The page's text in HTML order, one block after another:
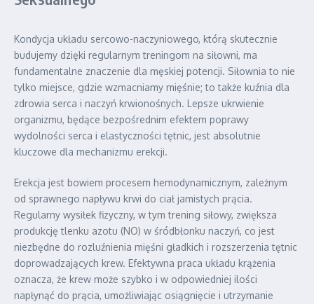
Kondycja układu sercowo-naczyniowego, którą skutecznie
budujemy dzięki regularnym treningom na siłowni, ma
fundamentalne znaczenie dla męskiej potencji. Siłownia to nie
tylko miejsce, gdzie wzmacniamy mięśnie; to także kuźnia dla
zdrowia serca i naczyń krwionośnych. Lepsze ukrwienie
organizmu, będące bezpośrednim efektem poprawy
wydolności serca i elastyczności tętnic, jest absolutnie
kluczowe dla mechanizmu erekcji.
Erekcja jest bowiem procesem hemodynamicznym, zależnym
od sprawnego napływu krwi do ciał jamistych prącia.
Regularny wysiłek fizyczny, w tym trening siłowy, zwiększa
produkcję tlenku azotu (NO) w śródbłonku naczyń, co jest
niezbędne do rozluźnienia mięśni gładkich i rozszerzenia tętnic
doprowadzających krew. Efektywna praca układu krążenia
oznacza, że krew może szybko i w odpowiedniej ilości
napłynąć do prącia, umożliwiając osiągnięcie i utrzymanie